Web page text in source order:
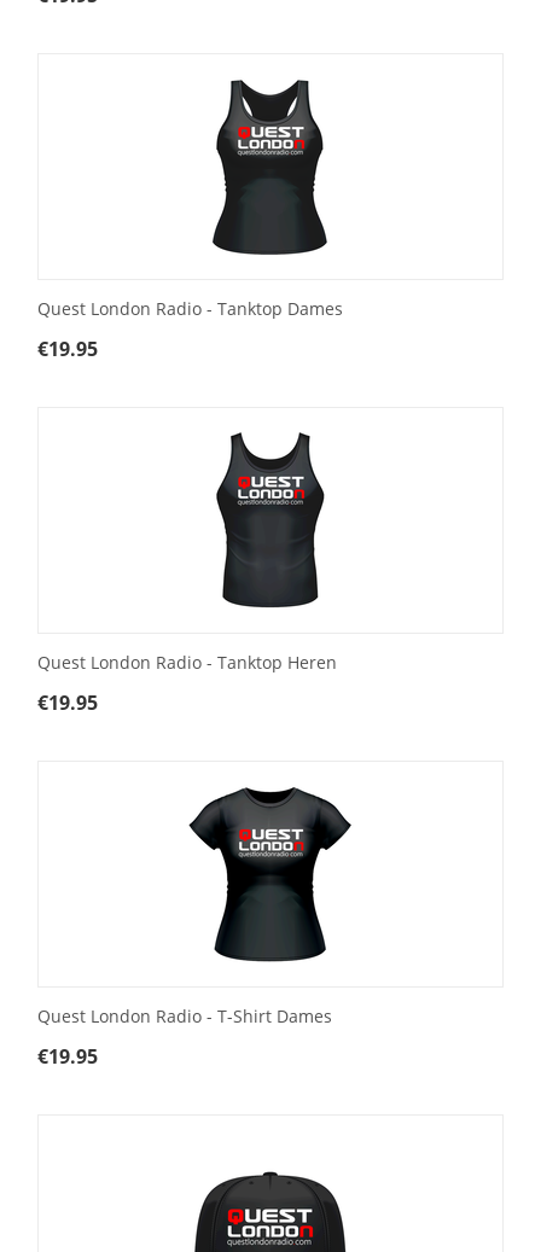
Quest London Radio - Tanktop Dames
€19.95
Quest London Radio - Tanktop Heren
€19.95
Quest London Radio - T-Shirt Dames
€19.95